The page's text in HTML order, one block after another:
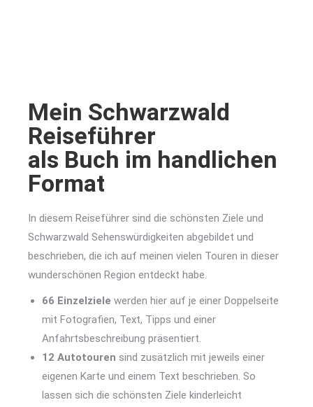
Mein Schwarzwald
Reiseführer
als Buch im handlichen
Format
In diesem Reiseführer sind die schönsten Ziele und
Schwarzwald Sehenswürdigkeiten abgebildet und
beschrieben, die ich auf meinen vielen Touren in dieser
wunderschönen Region entdeckt habe.
66 Einzelziele werden hier auf je einer Doppelseite
mit Fotografien, Text, Tipps und einer
Anfahrtsbeschreibung präsentiert.
12 Autotouren sind zusätzlich mit jeweils einer
eigenen Karte und einem Text beschrieben. So
lassen sich die schönsten Ziele kinderleicht